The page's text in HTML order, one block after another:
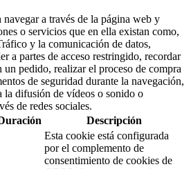
navegar a través de la página web y
o servicios que en ella existan como,
y la comunicación de datos,
a partes de acceso restringido, recordar
un pedido, realizar el proceso de compra
de seguridad durante la navegación,
la difusión de vídeos o sonido o
de redes sociales.
Descripción
Esta cookie está configurada
por el complemento de
consentimiento de cookies de